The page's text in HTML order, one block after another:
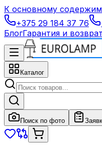
К основному
+375 29 184 37 76
БлогГарантия и возврат
Каталог
Поиск по фото